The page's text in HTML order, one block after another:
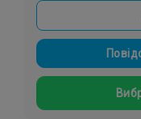
Абрикос, Вишня/